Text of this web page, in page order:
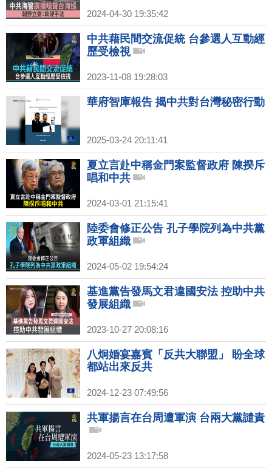
2024-04-30 19:35:42
中共藉民間交流促統 台參選人互動經
歷受檢視
2023-11-08 19:28:03
華府智庫報告 揭中共對台灣秘密行動
2025-03-24 20:11:41
夏立言赴中稱金門案監督政府 陳揆斥
唱和中共
2024-03-01 21:15:41
陸委會修正公告 孔子學院列為中共黨
政軍組織
2024-05-02 19:54:24
基進黨告發馬文君違國安法 控助中共
發展組織
2023-10-27 20:08:16
八炯婚宴嘉賓「反共大聯盟」 盼全球
都站出來反共
2024-12-23 07:49:56
共軍揚言在台周遭軍演 台兩大黨譴責
2024-05-23 13:17:58